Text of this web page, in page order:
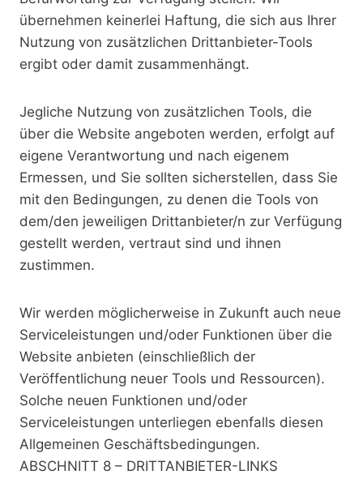
übernehmen keinerlei Haftung, die sich aus Ihrer
Nutzung von zusätzlichen Drittanbieter-Tools
ergibt oder damit zusammenhängt.
Jegliche Nutzung von zusätzlichen Tools, die
über die Website angeboten werden, erfolgt auf
eigene Verantwortung und nach eigenem
Ermessen, und Sie sollten sicherstellen, dass Sie
mit den Bedingungen, zu denen die Tools von
dem/den jeweiligen Drittanbieter/n zur Verfügung
gestellt werden, vertraut sind und ihnen
zustimmen.
Wir werden möglicherweise in Zukunft auch neue
Serviceleistungen und/oder Funktionen über die
Website anbieten (einschließlich der
Veröffentlichung neuer Tools und Ressourcen).
Solche neuen Funktionen und/oder
Serviceleistungen unterliegen ebenfalls diesen
Allgemeinen Geschäftsbedingungen.
ABSCHNITT 8 – DRITTANBIETER-LINKS